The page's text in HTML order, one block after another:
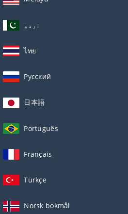
اردو
ไทย
Русский
日本語
Português
Français
Türkçe
Norsk bokmål